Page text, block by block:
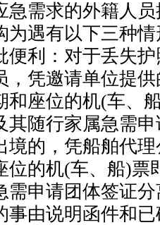
需求的外籍人员
为遇有以下三种
便利：对于丢失
，凭邀请单位提
和座位的机(车、
其随行家属急需
境的，凭船舶代
位的机(车、船)票
需申请团体签证
事由说明函件和